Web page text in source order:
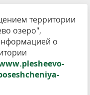
территории
озеро",
о